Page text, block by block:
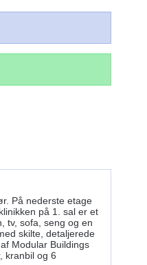
På nederste etage
på 1. sal er et
tv, sofa, seng og en
skilte, detaljerede
Modular Buildings
kranbil og 6